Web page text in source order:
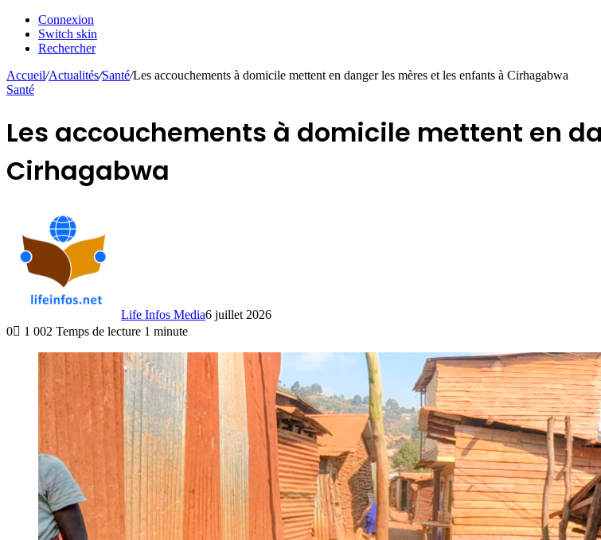
Connexion
Switch skin
Rechercher
Accueil/Actualités/Santé/Les accouchements à domicile mettent en danger les mères et les enfants à Cirhagabwa
Santé
Les accouchements à domicile mettent en
Cirhagabwa
Life Infos Media6 juillet 2026
0
1 002 Temps de lecture 1 minute